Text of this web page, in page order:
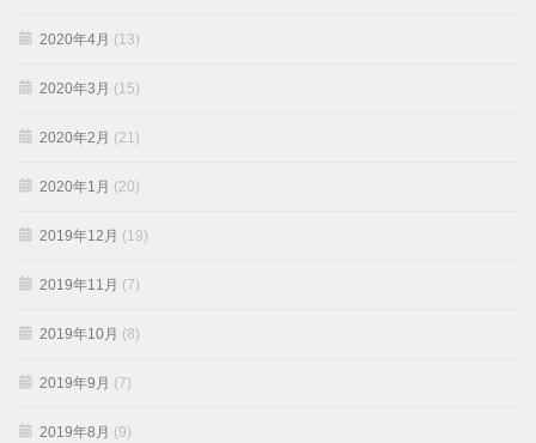
2020年4月 (13)
2020年3月 (15)
2020年2月 (21)
2020年1月 (20)
2019年12月 (19)
2019年11月 (7)
2019年10月 (8)
2019年9月 (7)
2019年8月 (9)